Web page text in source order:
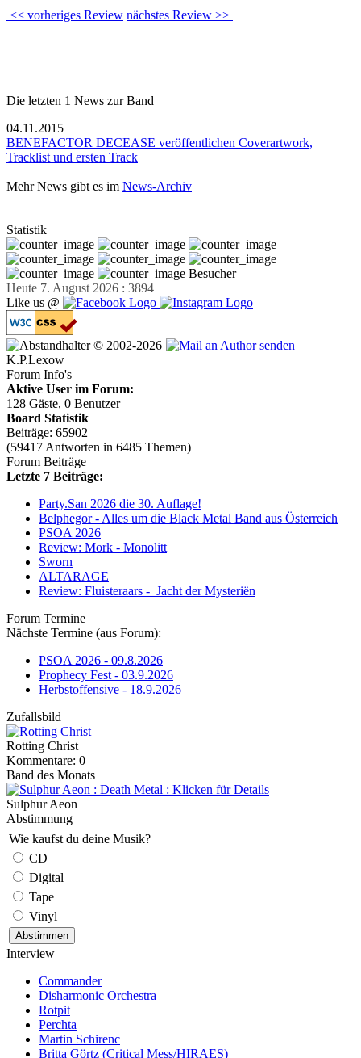
<< vorheriges Review nächstes Review >>
Die letzten 1 News zur Band
04.11.2015
BENEFACTOR DECEASE veröffentlichen Coverartwork,
Tracklist und ersten Track
Mehr News gibt es im News-Archiv
Statistik
Besucher
Heute 7. August 2026 : 3894
Like us @
© 2002-2026
K.P.Lexow
Forum Info's
Aktive User im Forum:
128 Gäste, 0 Benutzer
Board Statistik
Beiträge: 65902
(59417 Antworten in 6485 Themen)
Forum Beiträge
Letzte 7 Beiträge:
Party.San 2026 die 30. Auflage!
Belphegor - Alles um die Black Metal Band aus Österreich
PSOA 2026
Review: Mork - Monolitt
Sworn
ALTARAGE
Review: Fluisteraars - Jacht der Mysteriën
Forum Termine
Nächste Termine (aus Forum):
PSOA 2026 - 09.8.2026
Prophecy Fest - 03.9.2026
Herbstoffensive - 18.9.2026
Zufallsbild
Rotting Christ
Kommentare: 0
Band des Monats
Sulphur Aeon
Abstimmung
Wie kaufst du deine Musik?
CD
Digital
Tape
Vinyl
Interview
Commander
Disharmonic Orchestra
Rotpit
Perchta
Martin Schirenc
Britta Görtz (Critical Mess/HIRAES)